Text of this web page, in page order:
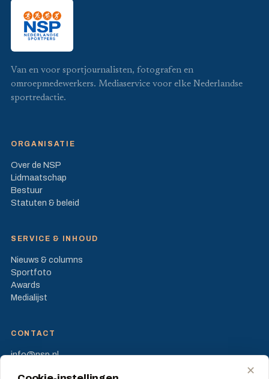
Van en voor sportjournalisten, fotografen en
omroepmedewerkers. Mediaservice voor elke Nederlandse
sportredactie.
ORGANISATIE
Over de NSP
Lidmaatschap
Bestuur
Statuten & beleid
SERVICE & INHOUD
Nieuws & columns
Sportfoto
Awards
Medialijst
CONTACT
info@nsp.nl
✕